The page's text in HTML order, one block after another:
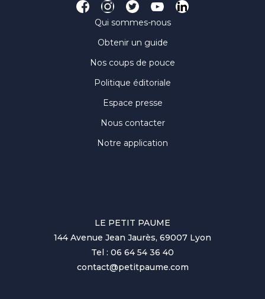
Qui sommes-nous
Obtenir un guide
Nos coups de pouce
Politique éditoriale
Espace presse
Nous contacter
Notre application
LE PETIT PAUME
144 Avenue Jean Jaurès, 69007 Lyon
Tel : 06 64 54 36 40
contact@petitpaume.com